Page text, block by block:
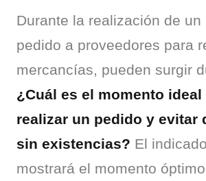
Durante la realización de un
pedido a proveedores para
¿Cuál es el momento ideal
realizar un pedido y evitar
sin existencias? El
mostrará el momento